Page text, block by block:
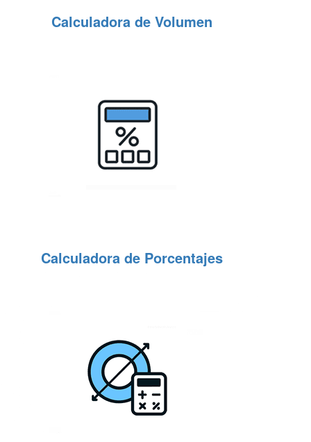
Calculadora de Volumen
Calculadora de Porcentajes